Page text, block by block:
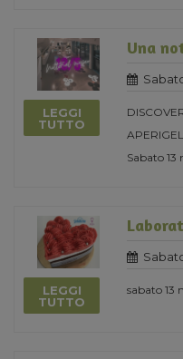
LEGGI
TUTTO
Una
Sabato 13
LEGGI
TUTTO
sabato 13